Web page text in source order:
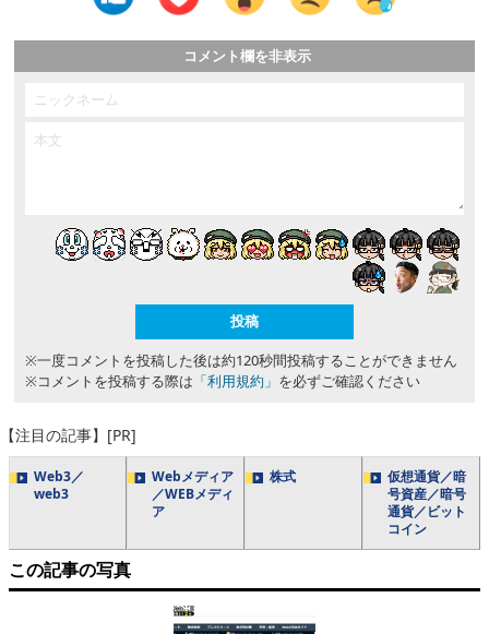
コメント欄を非表示
※一度コメントを投稿した後は約120秒間投稿することができません
※コメントを投稿する際は 「利用規約」 を必ずご確認ください
【注目の記事】[PR]
Web3／
web3
Webメディア
／WEBメディ
ア
株式
仮想通貨／暗
号資産／暗号
通貨／ビット
コイン
この記事の写真